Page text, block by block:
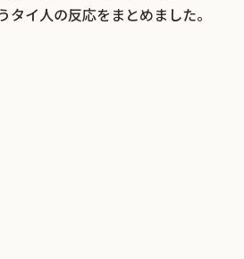
イ人の反応をまとめました。